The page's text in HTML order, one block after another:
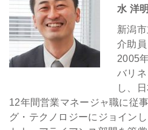
水 洋明
新潟
介助員
2005
バリ
し、
12年間営業マネージャ職に従
グ・テクノロジーにジョイン